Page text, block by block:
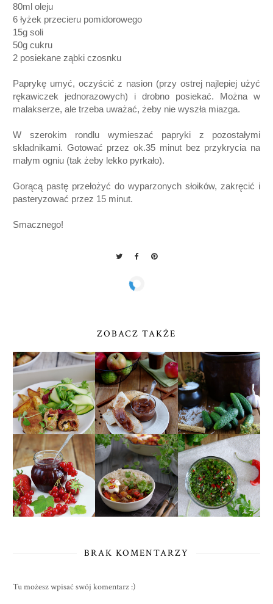
80ml oleju
6 łyżek przecieru pomidorowego
15g soli
50g cukru
2 posiekane ząbki czosnku
Paprykę umyć, oczyścić z nasion (przy ostrej najlepiej użyć
rękawiczek jednorazowych) i drobno posiekać. Można w
malakserze, ale trzeba uważać, żeby nie wyszła miazga.
W szerokim rondlu wymieszać papryki z pozostałymi
składnikami. Gotować przez ok.35 minut bez przykrycia na
małym ogniu (tak żeby lekko pyrkało).
Gorącą pastę przełożyć do wyparzonych słoików, zakręcić i
pasteryzować przez 15 minut.
Smacznego!
ZOBACZ TAKŻE
BRAK KOMENTARZY
Tu możesz wpisać swój komentarz :)